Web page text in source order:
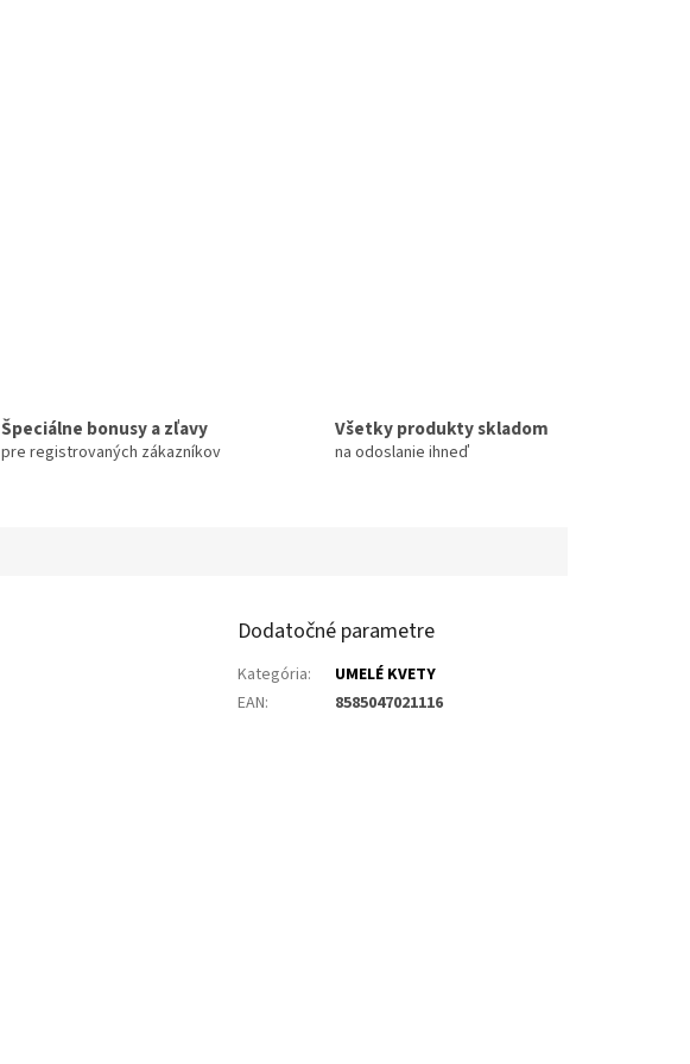
Špeciálne bonusy a zľavy
pre registrovaných zákazníkov
Všetky produkty skladom
na odoslanie ihneď
Dodatočné parametre
Kategória:
UMELÉ KVETY
EAN: 8585047021116